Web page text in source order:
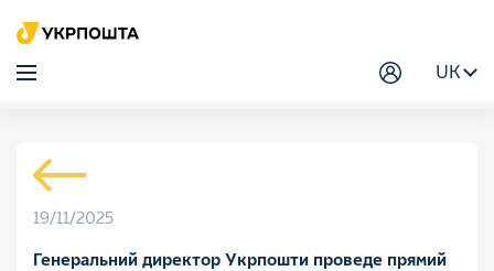
UK
19/11/2025
Генеральний директор Укрпошти проведе прямий